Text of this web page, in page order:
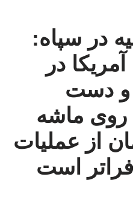
در سپاه:
در
و دست
روی ماشه
از عملیات